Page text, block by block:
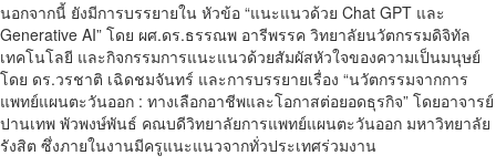
นอกจากนี้ ยังมีการบรรยายใน หัวข้อ “แนะแนวด้วย Chat GPT และ
Generative AI” โดย ผศ.ดร.ธรรณพ อารีพรรค วิทยาลัยนวัตกรรมดิจิทัล
เทคโนโลยี และกิจกรรมการแนะแนวด้วยสัมผัสหัวใจของความเป็นมนุษย์
โดย ดร.วรชาติ เฉิดชมจันทร์ และการบรรยายเรื่อง “นวัตกรรมจากการ
แพทย์แผนตะวันออก : ทางเลือกอาชีพและโอกาสต่อยอดธุรกิจ” โดยอาจารย์
ปานเทพ พัวพงษ์พันธ์ คณบดีวิทยาลัยการแพทย์แผนตะวันออก มหาวิทยาลัย
รังสิต ซึ่งภายในงานมีครูแนะแนวจากทั่วประเทศร่วมงาน